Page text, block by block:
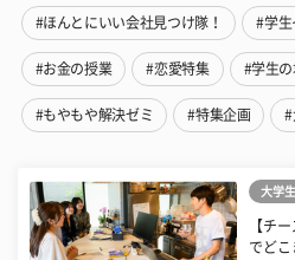
#ほんとにいい会社見つけ隊！ #学生
#お金の授業 #恋愛特集 #学生
#もやもや解決ゼミ #特集企画 #
大学
【チ
でどこ